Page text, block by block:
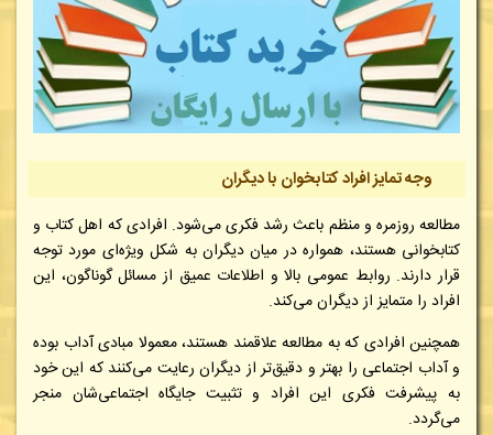
وجه تمایز افراد کتابخوان با دیگران
مطالعه روزمره و منظم باعث رشد فکری می‌شود. افرادی که اهل کتاب و
کتابخوانی هستند، همواره در میان دیگران به شکل ویژه‌ای مورد توجه
قرار دارند. روابط عمومی بالا و اطلاعات عمیق از مسائل گوناگون، این
افراد را متمایز از دیگران می‌کند.
همچنین افرادی که به مطالعه علاقمند هستند، معمولا مبادی آداب بوده
و آداب اجتماعی را بهتر و دقیق‌تر از دیگران رعایت می‌کنند که این خود
به پیشرفت فکری این افراد و تثبیت جایگاه اجتماعی‌شان منجر
می‌گردد.